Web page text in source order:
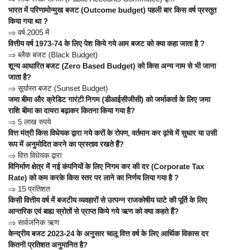
भारत में परिणामोन्मुख बजट (Outcome budget) पहली बार किस वर्ष प्रस्तुत
किया गया था ?
⇒ वर्ष 2005 में
वित्तीय वर्ष 1973-74 के लिए पेश किये गये आम बजट को क्या कहा जाता है ?
⇒ ब्लैक बजट (Black Budget)
शून्य आधारित बजट (Zero Based Budget) को किस अन्य नाम से भी जाना
जाता है?
⇒ सूर्यास्त बजट (Sunset Budget)
जमा बीमा और क्रेडिट गारंटी निगम (डीआईसीजीसी) को जर्माकर्ता के लिए जमा
राशि बीमा का दायरा बढ़ाकर कितना किया गया है?
⇒ 5 लाख रुपये
वित्त मंत्री किस विधेयक द्वारा नये करों के रोपण, वर्तमान कर ढ़ांचे में सुधार या उसी
रूप में अनुमोदित करने का प्रस्ताव रखते हैं?
⇒ वित्त विधेयक द्वारा
विनिर्माण क्षेत्र में नई कंपनियों के लिए निगम कर की दर (Corporate Tax
Rate) को कम करके किस स्तर पर लाने का निर्णय लिया गया है ?
⇒ 15 प्रतिशत
किसी वित्तीय वर्ष में बजटीय व्यवहारों से उत्पन्न राजकोषीय घाटे की पूर्ति के लिए
आन्तरिक एवं बाह्य स्रोतों से प्राप्त किये गये ऋण को क्या कहते हैं?
⇒ सार्वजनिक ऋण
केन्द्रीय बजट 2023-24 के अनुसार चालू वित्त वर्ष के लिए आर्थिक विकास दर
कितनी प्रतिशत अनुमानित है?